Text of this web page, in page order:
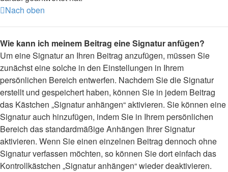
Nach oben
Wie kann ich meinem Beitrag eine Signatur anfügen?
Um eine Signatur an Ihren Beitrag anzufügen, müssen Sie
zunächst eine solche in den Einstellungen in Ihrem
persönlichen Bereich entwerfen. Nachdem Sie die Signatur
erstellt und gespeichert haben, können Sie in jedem Beitrag
das Kästchen „Signatur anhängen“ aktivieren. Sie können eine
Signatur auch hinzufügen, indem Sie in Ihrem persönlichen
Bereich das standardmäßige Anhängen Ihrer Signatur
aktivieren. Wenn Sie einen einzelnen Beitrag dennoch ohne
Signatur verfassen möchten, so können Sie dort einfach das
Kontrollkästchen „Signatur anhängen“ wieder deaktivieren.